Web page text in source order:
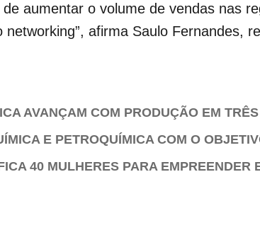
aumentar o volume de vendas nas
afirma Saulo Fernandes,
AVANÇAM COM PRODUÇÃO EM
E PETROQUÍMICA COM O
40 MULHERES PARA EMPREENDER